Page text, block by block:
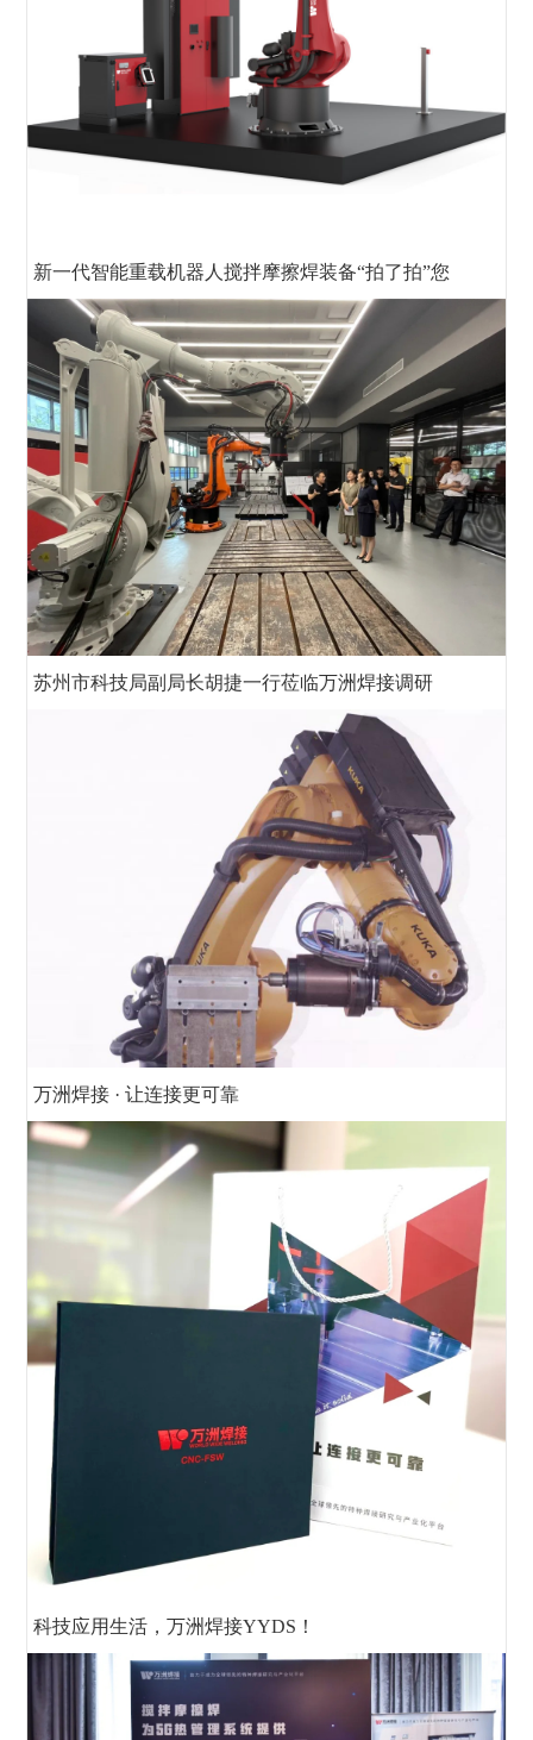
新一代智能重载机器人搅拌摩擦焊装备“拍了拍”您
苏州市科技局副局长胡捷一行莅临万洲焊接调研
万洲焊接 · 让连接更可靠
科技应用生活，万洲焊接YYDS！